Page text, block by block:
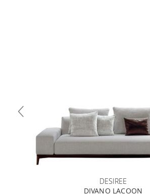
DESIREE
DIVANO LACOON